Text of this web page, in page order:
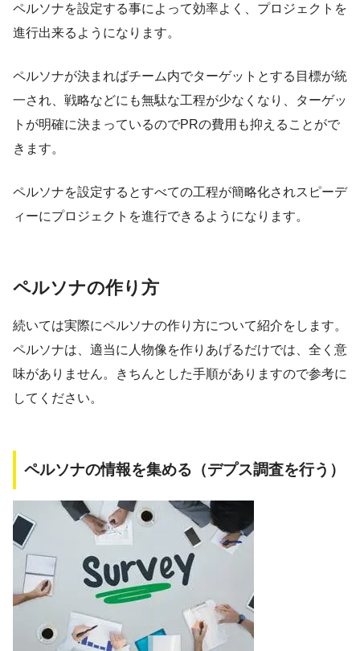
ペルソナを設定する事によって効率よく、プロジェクトを
進行出来るようになります。
ペルソナが決まればチーム内でターゲットとする目標が統
一され、戦略などにも無駄な工程が少なくなり、ターゲッ
トが明確に決まっているのでPRの費用も抑えることがで
きます。
ペルソナを設定するとすべての工程が簡略化されスピーデ
ィーにプロジェクトを進行できるようになります。
ペルソナの作り方
続いては実際にペルソナの作り方について紹介をします。
ペルソナは、適当に人物像を作りあげるだけでは、全く意
味がありません。きちんとした手順がありますので参考に
してください。
ペルソナの情報を集める（デプス調査を行う）